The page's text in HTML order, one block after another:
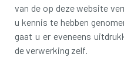
van de op deze website
u kennis te hebben
gaat u er eveneens
de verwerking zelf.